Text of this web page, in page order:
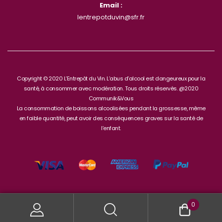
Email :
lentrepotduvin@sfr.fr
Copyright © 2020 L’Entrepôt du Vin. L’abus d’alcool est dangeureux pour la
santé, à consommer avec modération. Tous droits réservés. @2020
Communik&Vous
La consommation de boissons alcoolisées pendant la grossesse, même
en faible quantité, peut avoir des conséquences graves sur la santé de
l’enfant.
0